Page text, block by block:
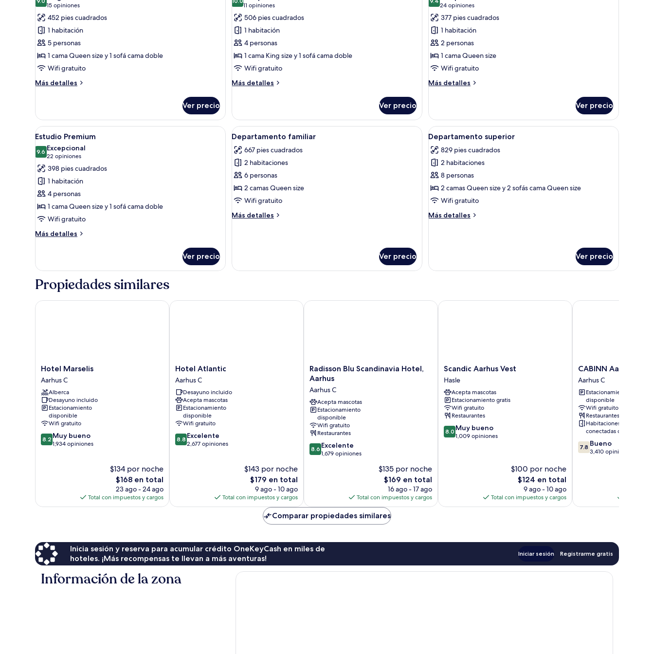
las
fotos
de
Estudio
Grand
9.0 de 10
15 opiniones
(15
opiniones)
452 pies cuadrados
1 habitación
5 personas
1 cama Queen size y 1 sofá cama doble
Wifi gratuito
Más detalles
Más
Grand
Ver precio
las
fotos
de
Estudio
exclusivo,
balcón
10.0 de 10
11 opiniones
(11
opiniones)
506 pies cuadrados
1 habitación
4 personas
1 cama King size y 1 sofá cama doble
Wifi gratuito
Más detalles
Más
exclusivo,
balcón
Ver precio
las
fotos
de
Estudio
Deluxe
9.4 de 10
24 opiniones
(24
opiniones)
377 pies cuadrados
1 habitación
2 personas
1 cama Queen size
Wifi gratuito
Más detalles
Más
Deluxe
Ver precio
Abrir
todas
las
fotos
de
Estudio
Premium
Una sala moderna con sofá, mesa de comedor, una silla, planta en maceta y vista a un balcón exterior.
17
Estudio Premium
9.69.6 de 10
Excepcional
22 opiniones
(22
opiniones)
398 pies cuadrados
1 habitación
4 personas
1 cama Queen size y 1 sofá cama doble
Wifi gratuito
Más detalles
Más
Premium
Ver precio
Abrir
todas
las
fotos
de
Departamento
familiar
Habitación de hotel con un ventanal grande, cama con ropa blanca, una obra de arte enmarcada en la pared y
7
Departamento familiar
667 pies cuadrados
2 habitaciones
6 personas
2 camas Queen size
Wifi gratuito
Más detalles
Más
Ver precio
Abrir
todas
las
fotos
de
Departamento
superior
Habitación de hotel con un ventanal
11
Departamento superior
829 pies cuadrados
2 habitaciones
8 personas
2 camas Queen size y 2 sofás cama Queen size
Wifi gratuito
Más detalles
Más
Ver precio
Propiedades similares
Hotel
Marselis
Aarhus
C
Hotel Marselis
Aarhus C
Alberca
Desayuno incluido
Estacionamiento
disponible
Wifi gratuito
8.2
de
8.2 Muy bueno
1,934 opiniones
$134 por noche
El
precio
actual
es
$168 en total
23 ago - 24 ago
Total con impuestos y cargos
Hotel Marselis
Hotel
Atlantic
Aarhus
C
Hotel Atlantic
Aarhus C
Desayuno incluido
Acepta mascotas
Estacionamiento
disponible
Wifi gratuito
8.8
de
8.8 Excelente
2,677 opiniones
$143 por noche
El
precio
actual
es
$179 en total
9 ago - 10 ago
Total con impuestos y cargos
Hotel Atlantic
Radisson
Blu
Hotel,
Aarhus
Aarhus
Radisson Blu Scandinavia Hotel,
Aarhus
Aarhus C
Acepta mascotas
Estacionamiento
disponible
Wifi gratuito
Restaurantes
8.6
de
8.6 Excelente
1,679 opiniones
$135 por noche
El
precio
actual
es
de
$169
$169 en total
16 ago - 17 ago
Total con impuestos y cargos
Radisson Blu Scandinavia Hotel, Aarhus
Scandic
Aarhus
Vest
Hasle
Scandic Aarhus Vest
Hasle
Acepta mascotas
Estacionamiento gratis
Wifi gratuito
Restaurantes
8.0
de
8.0 Muy bueno
1,009 opiniones
$100 por noche
El
precio
actual
es
$124 en total
9 ago - 10 ago
Total con impuestos y cargos
Scandic Aarhus Vest
CABINN
Aarhus
Hotel
Aarhus
CABINN Aarhus
Aarhus C
Estacionamiento
disponible
Wifi gratuito
Restaurantes
Habitaciones
conectadas disponibles
7.8
de
7.8 Bueno
3,410 opiniones
CABINN Aarhus Hotel
Comparar propiedades similares
Inicia sesión y reserva para acumular crédito OneKeyCash en miles de
hoteles. ¡Más recompensas te llevan a más aventuras!
Iniciar sesión Registrarme gratis
Información de la zona